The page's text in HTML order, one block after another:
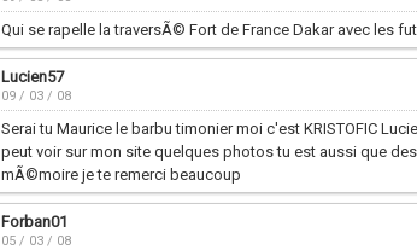
Qui se rapelle la traversÃ© Fort de France Dakar avec les
Lucien57
09 / 03 / 08
Serai tu Maurice le barbu timonier moi c'est KRISTOFIC
peut voir sur mon site quelques photos tu est aussi que
mÃ©moire je te remerci beaucoup
Forban01
05 / 03 / 08